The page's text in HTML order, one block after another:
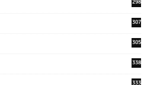
298
307
305
338
333